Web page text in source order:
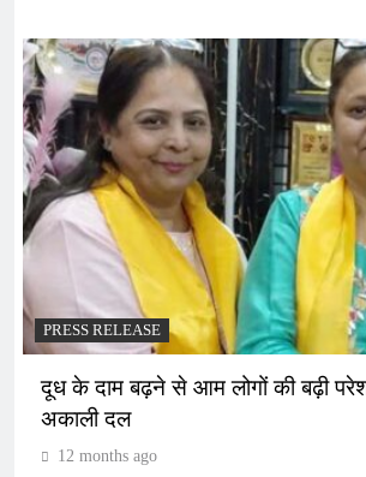
PRESS RELEASE
दूध के दाम बढ़ने से आम लोगों की बढ़ी
अकाली दल
12 months ago